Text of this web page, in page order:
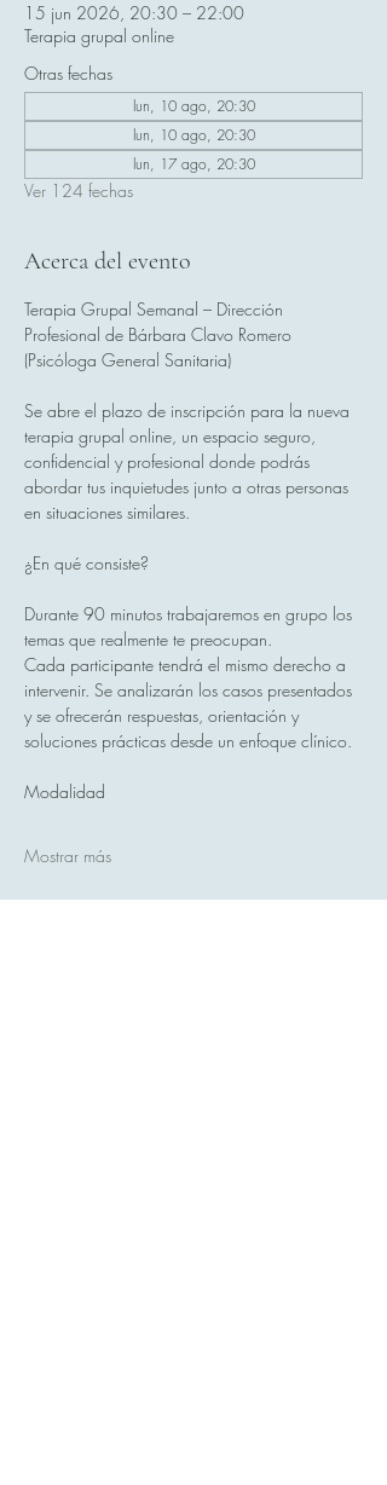
15 jun 2026, 20:30 – 22:00
Terapia grupal online
Otras fechas
lun, 10 ago, 20:30
lun, 10 ago, 20:30
lun, 17 ago, 20:30
Ver 124 fechas
Acerca del evento
Terapia Grupal Semanal – Dirección
Profesional de Bárbara Clavo Romero
(Psicóloga General Sanitaria)
Se abre el plazo de inscripción para la nueva
terapia grupal online, un espacio seguro,
confidencial y profesional donde podrás
abordar tus inquietudes junto a otras personas
en situaciones similares.
¿En qué consiste?
Durante 90 minutos trabajaremos en grupo los
temas que realmente te preocupan.
Cada participante tendrá el mismo derecho a
intervenir. Se analizarán los casos presentados
y se ofrecerán respuestas, orientación y
soluciones prácticas desde un enfoque clínico.
Modalidad
Mostrar más